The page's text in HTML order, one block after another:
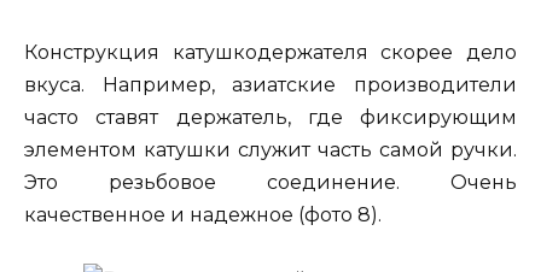
Конструкция катушкодержателя скорее дело
вкуса. Например, азиатские производители
часто ставят держатель, где фиксирующим
элементом катушки служит часть самой ручки.
Это резьбовое соединение. Очень
качественное и надежное (фото 8).